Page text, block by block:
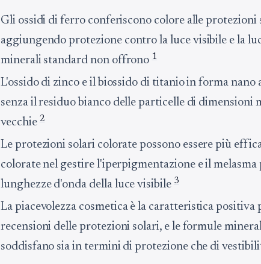
Gli ossidi di ferro conferiscono colore alle protezioni
aggiungendo protezione contro la luce visibile e la
minerali standard non offrono1
L'ossido di zinco e il biossido di titanio in forma nano
senza il residuo bianco delle particelle di dimensioni
vecchie 2
Le protezioni solari colorate possono essere più
colorate nel gestire l'iperpigmentazione e il melasma
lunghezze d'onda della luce visibile 3
La piacevolezza cosmetica è la caratteristica positiva
recensioni delle protezioni solari, e le formule
soddisfano sia in termini di protezione che di